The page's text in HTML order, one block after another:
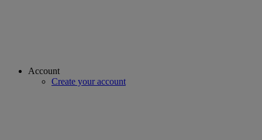
Account
Create your account